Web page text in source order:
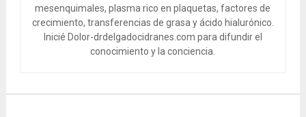
mesenquimales, plasma rico en plaquetas, factores de
crecimiento, transferencias de grasa y ácido hialurónico.
Inicié Dolor-drdelgadocidranes.com para difundir el
conocimiento y la conciencia.